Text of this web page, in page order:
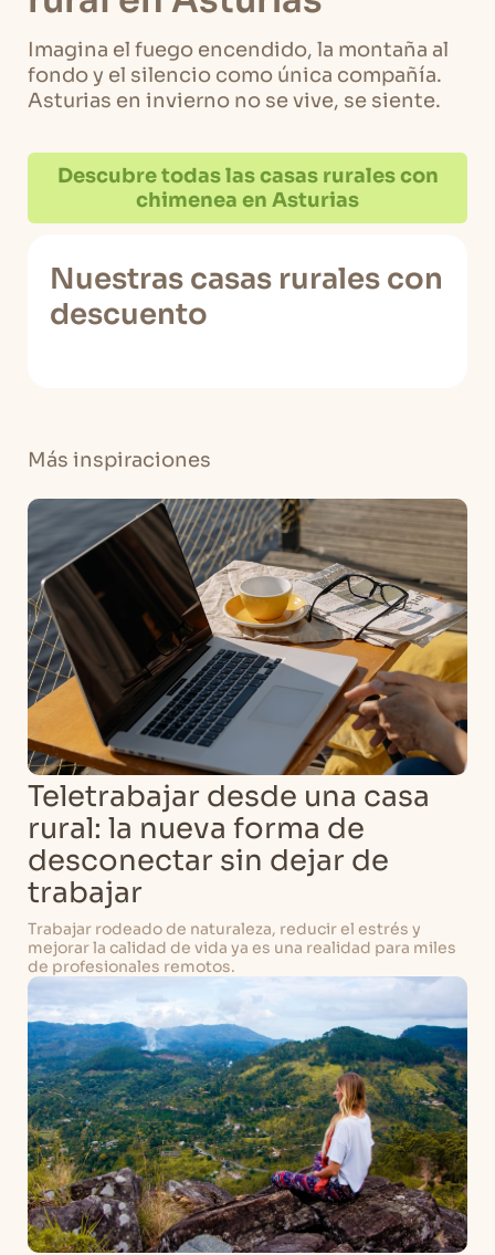
Imagina el fuego encendido, la montaña al
fondo y el silencio como única compañía.
Asturias en invierno no se vive, se siente.
Descubre todas las casas rurales con
chimenea en Asturias
Nuestras casas rurales con
descuento
Más inspiraciones
Teletrabajar desde una casa
rural: la nueva forma de
desconectar sin dejar de
trabajar
Trabajar rodeado de naturaleza, reducir el estrés y
mejorar la calidad de vida ya es una realidad para miles
de profesionales remotos.